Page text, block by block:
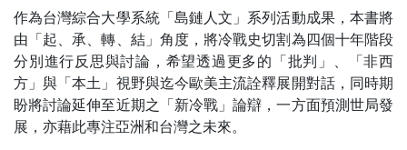
作為台灣綜合大學系統「島鏈人文」系列活動成果，本書將
由「起、承、轉、結」角度，將冷戰史切割為四個十年階段
分別進行反思與討論，希望透過更多的「批判」、「非西
方」與「本土」視野與迄今歐美主流詮釋展開對話，同時期
盼將討論延伸至近期之「新冷戰」論辯，一方面預測世局發
展，亦藉此專注亞洲和台灣之未來。